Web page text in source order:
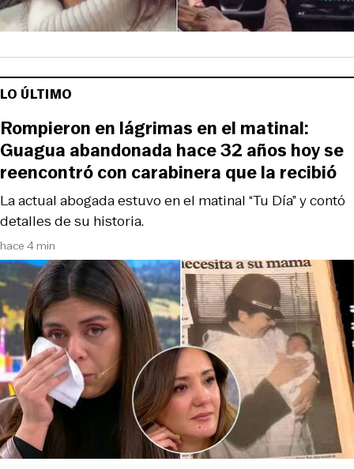
LO ÚLTIMO
hace 4 min
La actual abogada estuvo en el matinal “Tu Día” y contó
detalles de su historia.
Rompieron en lágrimas en el matinal:
Guagua abandonada hace 32 años hoy se
reencontró con carabinera que la recibió